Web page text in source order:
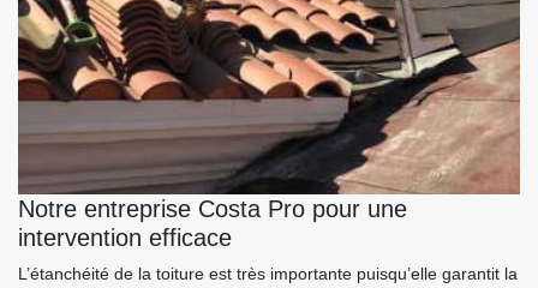
Notre entreprise Costa Pro pour une
intervention efficace
L’étanchéité de la toiture est très importante puisqu’elle garantit la